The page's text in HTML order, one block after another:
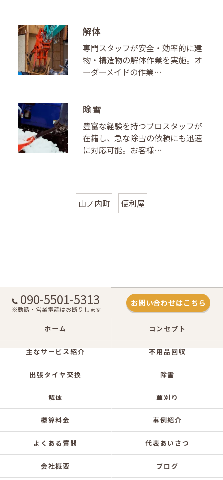
解体
専門スタッフが安全・効率的に建
物・構造物の解体作業を実施。オ
ーダーメイドの作業…
除雪
豊富な経験を持つプロスタッフが
在籍し、急な除雪の依頼にも迅速
に対応可能。お客様…
山ノ内町 便利屋
090-5501-5313
※勧誘・営業電話はお断りします
お問い合わせはこちら
ホーム コンセプト
主なサービス紹介 不用品回収
出張タイヤ交換 除雪
解体 草刈り
概算料金 事例紹介
よくある質問 代表あいさつ
会社概要 ブログ